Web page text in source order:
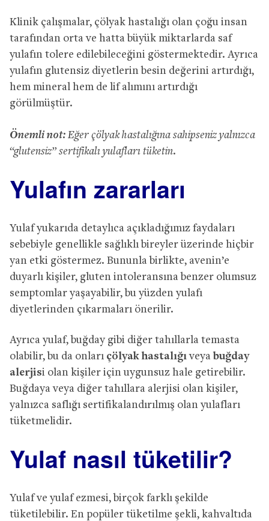
Klinik çalışmalar, çölyak hastalığı olan çoğu insan
tarafından orta ve hatta büyük miktarlarda saf
yulafın tolere edilebileceğini göstermektedir. Ayrıca
yulafın glutensiz diyetlerin besin değerini artırdığı,
hem mineral hem de lif alımını artırdığı
görülmüştür.
Önemli not: Eğer çölyak hastalığına sahipseniz yalnızca
“glutensiz” sertifikalı yulafları tüketin.
Yulafın zararları
Yulaf yukarıda detaylıca açıkladığımız faydaları
sebebiyle genellikle sağlıklı bireyler üzerinde hiçbir
yan etki göstermez. Bununla birlikte, avenin’e
duyarlı kişiler, gluten intoleransına benzer olumsuz
semptomlar yaşayabilir, bu yüzden yulafı
diyetlerinden çıkarmaları önerilir.
Ayrıca yulaf, buğday gibi diğer tahıllarla temasta
olabilir, bu da onları çölyak hastalığıveya buğday
alerjisi olan kişiler için uygunsuz hale getirebilir.
Buğdaya veya diğer tahıllara alerjisi olan kişiler,
yalnızca saflığı sertifikalandırılmış olan yulafları
tüketmelidir.
Yulaf nasıl tüketilir?
Yulaf ve yulaf ezmesi, birçok farklı şekilde
tüketilebilir. En popüler tüketilme şekli, kahvaltıda